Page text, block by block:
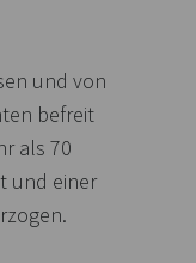
und von
befreit
als 70
und einer